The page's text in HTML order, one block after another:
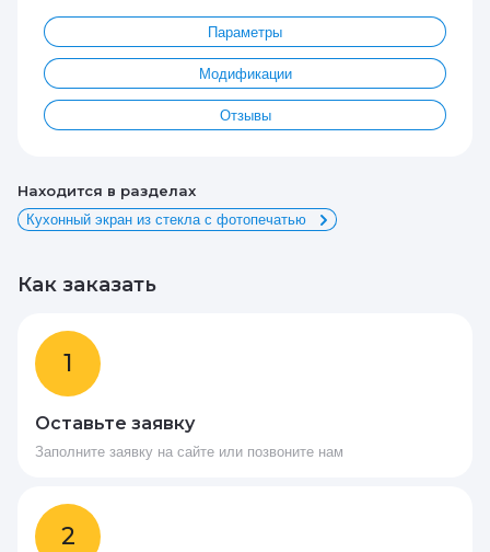
Параметры
Модификации
Отзывы
Находится в разделах
Кухонный экран из стекла с фотопечатью
Как заказать
1
Оставьте заявку
Заполните заявку на сайте или позвоните нам
2